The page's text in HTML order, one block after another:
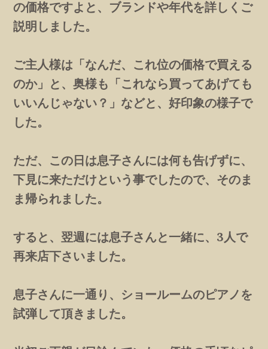
の価格ですよと、ブランドや年代を詳しくご
説明しました。
ご主人様は「なんだ、これ位の価格で買える
のか」と、奥様も「これなら買ってあげても
いいんじゃない？」などと、好印象の様子で
した。
ただ、この日は息子さんには何も告げずに、
下見に来ただけという事でしたので、そのま
ま帰られました。
すると、翌週には息子さんと一緒に、3人で
再来店下さいました。
息子さんに一通り、ショールームのピアノを
試弾して頂きました。